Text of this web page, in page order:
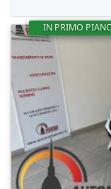
IN PRIMO